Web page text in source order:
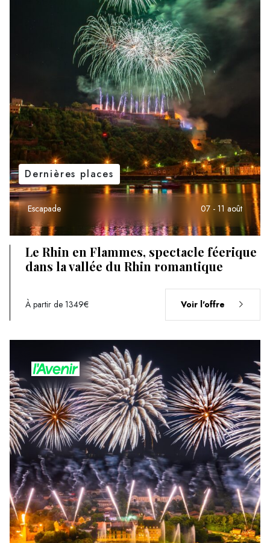
Dernières places
Escapade 07 - 11 août
Le Rhin en Flammes, spectacle féerique
dans la vallée du Rhin romantique
À partir de 1349€ Voir l'offre